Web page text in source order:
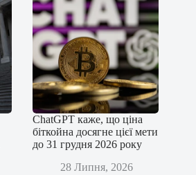
ChatGPT каже, що ціна
біткойна досягне цієї мети
до 31 грудня 2026 року
28 Липня, 2026